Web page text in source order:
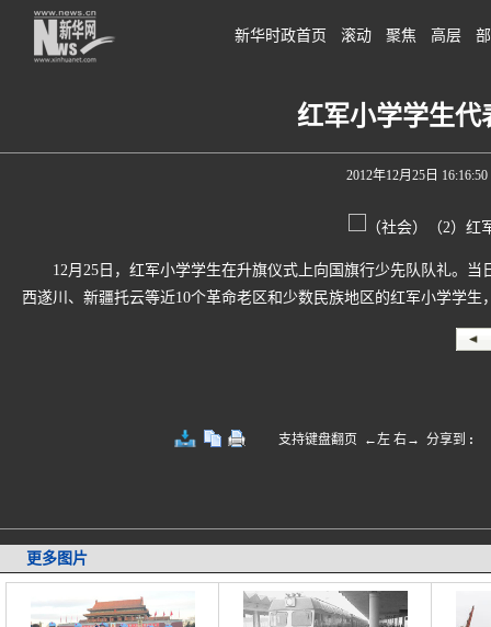
新华时政首页 滚动 聚焦 高层
红军小学学生代
2012年12月25日 16:16:50
12月25日，红军小学学生在升旗仪式上向国旗行少先队队礼。当
西遂川、新疆托云等近10个革命老区和少数民族地区的红军小学学
支持键盘翻页 ←左 右→ 分享到 :
更多图片